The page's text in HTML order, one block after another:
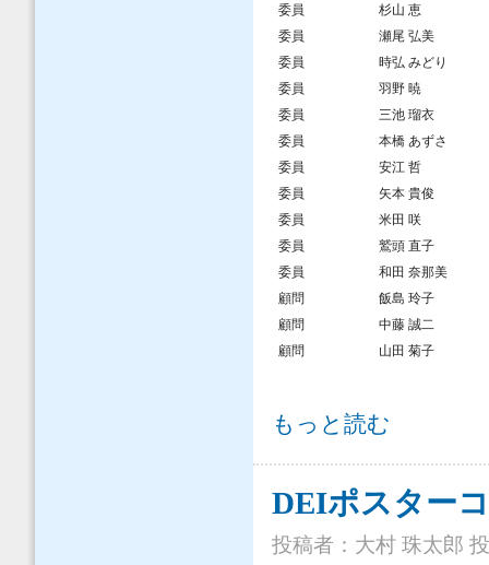
委員
杉山 恵
委員
瀬尾 弘美
委員
時弘 みどり
委員
羽野 暁
委員
三池 瑠衣
委員
本橋 あずさ
委員
安江 哲
委員
矢本 貴俊
委員
米田 咲
委員
鷲頭 直子
委員
和田 奈那美
顧問
飯島 玲子
顧問
中藤 誠二
顧問
山田 菊子
委員名簿（2025.06.01-2026.05.31）
もっと読む
DEIポスター
投稿者： 大村 珠太郎